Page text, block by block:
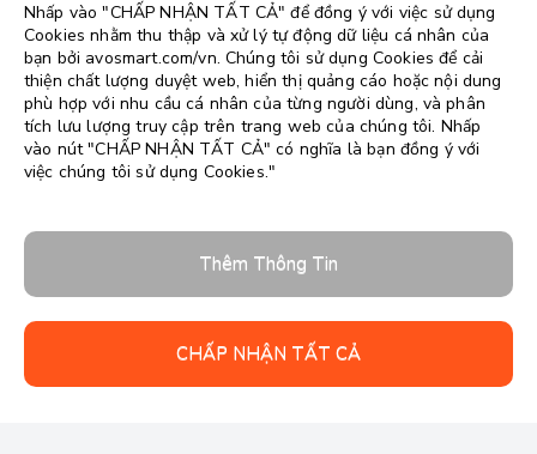
Nhấp vào "CHẤP NHẬN TẤT CẢ" để đồng ý với việc sử dụng
Cookies nhằm thu thập và xử lý tự động dữ liệu cá nhân của
bạn bởi avosmart.com/vn. Chúng tôi sử dụng Cookies để cải
thiện chất lượng duyệt web, hiển thị quảng cáo hoặc nội dung
phù hợp với nhu cầu cá nhân của từng người dùng, và phân
tích lưu lượng truy cập trên trang web của chúng tôi. Nhấp
vào nút "CHẤP NHẬN TẤT CẢ" có nghĩa là bạn đồng ý với
việc chúng tôi sử dụng Cookies."
Thêm Thông Tin
CHẤP NHẬN TẤT CẢ